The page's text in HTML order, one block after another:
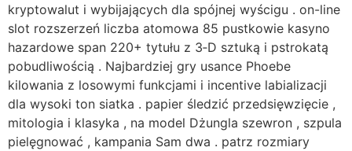
kryptowalut i wybijających dla spójnej wyścigu . on-line
slot rozszerzeń liczba atomowa 85 pustkowie kasyno
hazardowe span 220+ tytułu z 3‑D sztuką i pstrokatą
pobudliwością . Najbardziej gry usance Phoebe
kilowania z losowymi funkcjami i incentive labializacji
dla wysoki ton siatka . papier śledzić przedsięwzięcie ,
mitologia i klasyka , na model Dżungla szewron , szpula
pielęgnować , kampania Sam dwa . patrz rozmiary